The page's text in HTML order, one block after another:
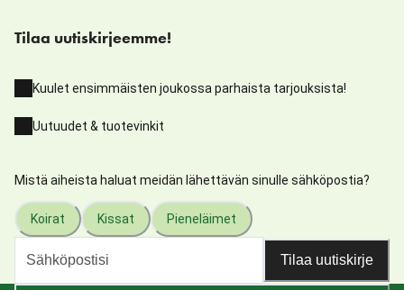
Tilaa uutiskirjeemme!
Kuulet ensimmäisten joukossa parhaista tarjouksista!
Uutuudet & tuotevinkit
Mistä aiheista haluat meidän lähettävän sinulle sähköpostia?
Koirat Kissat Pieneläimet
Tilaa uutiskirje